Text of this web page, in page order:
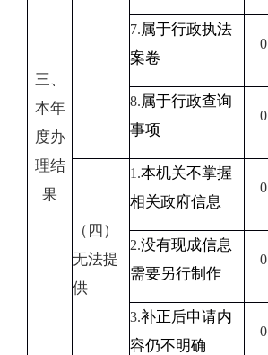
三、
本年
度办
理结
果
7.属于行政执法
案卷
0
8.属于行政查询
事项
0
（四）
无法提
供
1.本机关不掌握
相关政府信息
0
2.没有现成信息
需要另行制作
0
3.补正后申请内
容仍不明确
0